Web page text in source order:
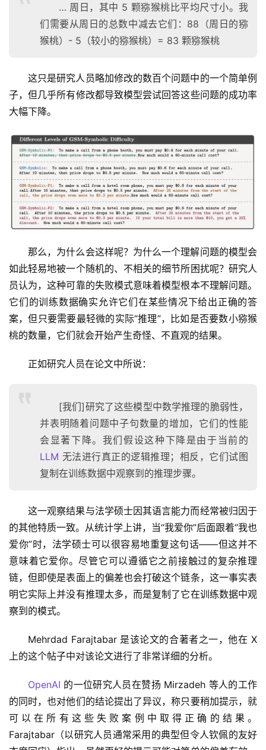
… 周日，其中 5 颗猕猴桃比平均尺寸小。我
们需要从周日的总数中减去它们：88（周日的猕
猴桃）- 5（较小的猕猴桃）= 83 颗猕猴桃
这只是研究人员略加修改的数百个问题中的一个简单例
子，但几乎所有修改都导致模型尝试回答这些问题的成功率
大幅下降。
那么，为什么会这样呢？为什么一个理解问题的模型会
如此轻易地被一个随机的、不相关的细节所困扰呢？研究人
员认为，这种可靠的失败模式意味着模型根本不理解问题。
它们的训练数据确实允许它们在某些情况下给出正确的答
案，但只要需要最轻微的实际“推理”，比如是否要数小猕猴
桃的数量，它们就会开始产生奇怪、不直观的结果。
正如研究人员在论文中所说：
[我们]研究了这些模型中数学推理的脆弱性，
并表明随着问题中子句数量的增加，它们的性能
会显著下降。我们假设这种下降是由于当前的
LLM 无法进行真正的逻辑推理；相反，它们试图
复制在训练数据中观察到的推理步骤。
这一观察结果与法学硕士因其语言能力而经常被归因于
的其他特质一致。从统计学上讲，当“我爱你”后面跟着“我也
爱你”时，法学硕士可以很容易地重复这句话——但这并不
意味着它爱你。尽管它可以遵循它之前接触过的复杂推理
链，但即使是表面上的偏差也会打破这个链条，这一事实表
明它实际上并没有推理太多，而是复制了它在训练数据中观
察到的模式。
Mehrdad Farajtabar 是该论文的合著者之一，他在 X
上的这个帖子中对该论文进行了非常详细的分析。
OpenAI 的一位研究人员在赞扬 Mirzadeh 等人的工作
的同时，也对他们的结论提出了异议，称只要稍加提示，就
可以在所有这些失败案例中取得正确的结果。
Farajtabar（以研究人员通常采用的典型但令人钦佩的友好